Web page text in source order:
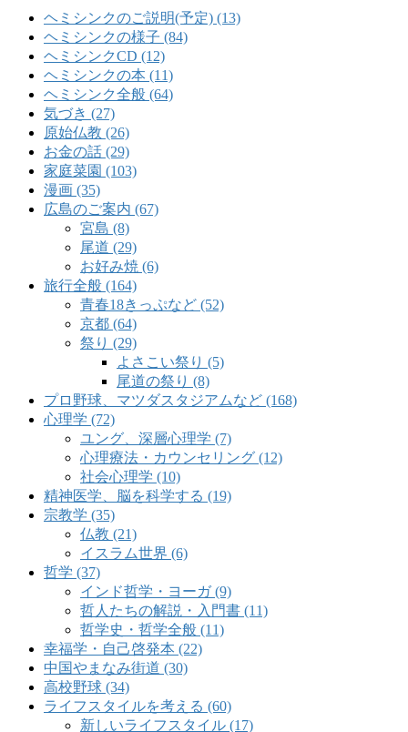
ヘミシンクのご説明(予定) (13)
ヘミシンクの様子 (84)
ヘミシンクCD (12)
ヘミシンクの本 (11)
ヘミシンク全般 (64)
気づき (27)
原始仏教 (26)
お金の話 (29)
家庭菜園 (103)
漫画 (35)
広島のご案内 (67)
宮島 (8)
尾道 (29)
お好み焼 (6)
旅行全般 (164)
青春18きっぷなど (52)
京都 (64)
祭り (29)
よさこい祭り (5)
尾道の祭り (8)
プロ野球、マツダスタジアムなど (168)
心理学 (72)
ユング、深層心理学 (7)
心理療法・カウンセリング (12)
社会心理学 (10)
精神医学、脳を科学する (19)
宗教学 (35)
仏教 (21)
イスラム世界 (6)
哲学 (37)
インド哲学・ヨーガ (9)
哲人たちの解説・入門書 (11)
哲学史・哲学全般 (11)
幸福学・自己啓発本 (22)
中国やまなみ街道 (30)
高校野球 (34)
ライフスタイルを考える (60)
新しいライフスタイル (17)